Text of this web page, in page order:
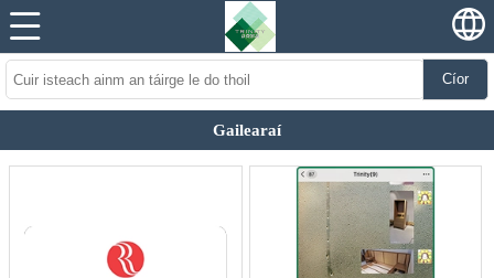
Cíor
Gailearaí